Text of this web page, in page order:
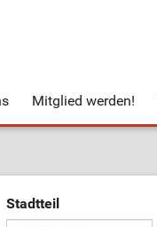
Mitglied werden!
Stadtteil